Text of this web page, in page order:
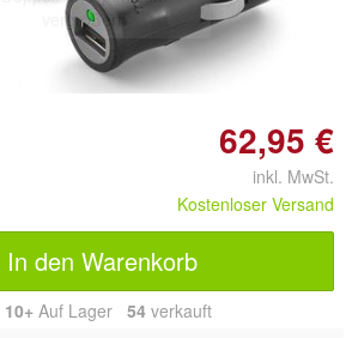
vergrößern
62,95 €
inkl. MwSt.
Kostenloser Versand
In den Warenkorb
10+ Auf Lager 54 verkauft